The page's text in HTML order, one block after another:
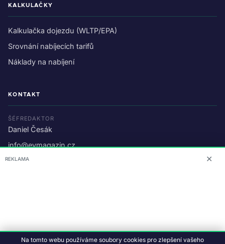
KALKULAČKY
Kalkulačka dojezdu (WLTP/EPA)
Srovnání nabíjecích tarifů
Náklady na nabíjení
KONTAKT
ŠÉFREDAKTOR
Daniel Česák
info@evmagazin.cz
O nás
© 2026 EV Magazin.Podmínky a ochrana dat.
REKLAMA ✕
Na tomto webu používáme soubory cookies pro zlepšení vašeho